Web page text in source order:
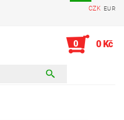
CZK EUR
0 0 Kč